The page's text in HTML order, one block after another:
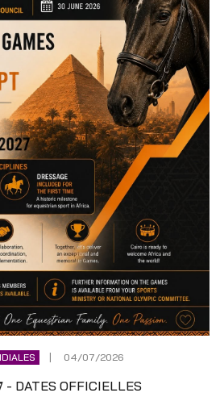
04/07/2026
- DATES OFFICIELLES